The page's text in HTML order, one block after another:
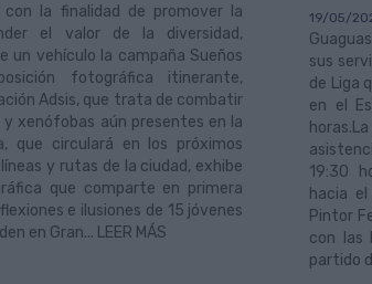
con la finalidad de promover la
el valor de la diversidad,
un vehículo la campaña Sueños
fotográfica itinerante,
Adsis, que trata de combatir
xenófobas aún presentes en la
que circulará en los próximos
y rutas de la ciudad, exhibe
que comparte en primera
e ilusiones de 15 jóvenes
en Gran... LEER MÁS
19/05/
sus
de Liga
en el
19:30
hacia
Pintor
con las
partido